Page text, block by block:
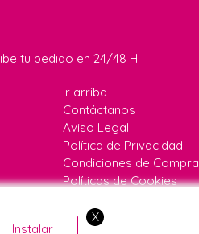
tu pedido en 24/48 H
Ir arriba
Contáctanos
Aviso Legal
Política de Privacidad
Condiciones de Compra
Políticas de Cookies
646640067 |
Instalar
X